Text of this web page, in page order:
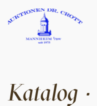
Katalog ·